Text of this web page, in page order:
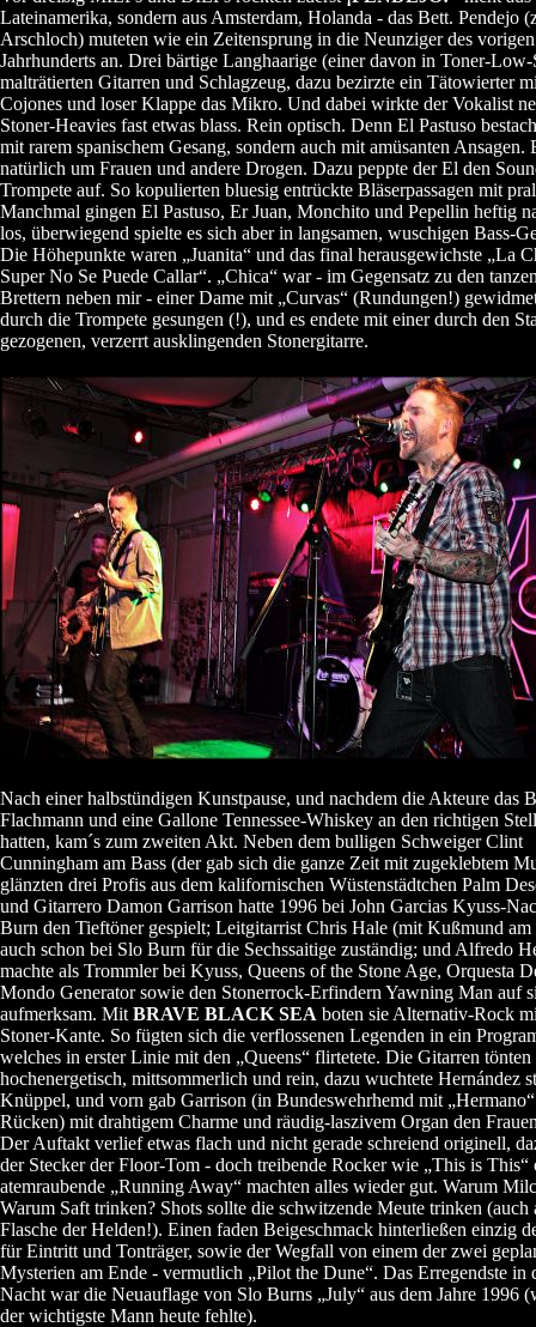
Lateinamerika, sondern aus Amsterdam, Holanda - das Bett. Pendejo
Arschloch) muteten wie ein Zeitensprung in die Neunziger des vorigen
Jahrhunderts an. Drei bärtige Langhaarige (einer davon in Toner-
malträtierten Gitarren und Schlagzeug, dazu bezirzte ein Tätowierter
Cojones und loser Klappe das Mikro. Und dabei wirkte der Vokalist
Stoner-Heavies fast etwas blass. Rein optisch. Denn El Pastuso
mit rarem spanischem Gesang, sondern auch mit amüsanten Ansagen.
natürlich um Frauen und andere Drogen. Dazu peppte der El den
Trompete auf. So kopulierten bluesig entrückte Bläserpassagen mit
Manchmal gingen El Pastuso, Er Juan, Monchito und Pepellin heftig
los, überwiegend spielte es sich aber in langsamen, wuschigen Bass-
Die Höhepunkte waren „Juanita“ und das final herausgewichste „La
Super No Se Puede Callar“. „Chica“ war - im Gegensatz zu den
Brettern neben mir - einer Dame mit „Curvas“ (Rundungen!)
durch die Trompete gesungen (!), und es endete mit einer durch den
gezogenen, verzerrt ausklingenden Stonergitarre.
Nach einer halbstündigen Kunstpause, und nachdem die Akteure das
Flachmann und eine Gallone Tennessee-Whiskey an den richtigen
hatten, kam´s zum zweiten Akt. Neben dem bulligen Schweiger Clint
Cunningham am Bass (der gab sich die ganze Zeit mit zugeklebtem
glänzten drei Profis aus dem kalifornischen Wüstenstädtchen Palm
und Gitarrero Damon Garrison hatte 1996 bei John Garcias Kyuss-
Burn den Tieftöner gespielt; Leitgitarrist Chris Hale (mit Kußmund
auch schon bei Slo Burn für die Sechssaitige zuständig; und Alfredo
machte als Trommler bei Kyuss, Queens of the Stone Age, Orquesta
Mondo Generator sowie den Stonerrock-Erfindern Yawning Man auf
aufmerksam. Mit BRAVE BLACK SEA boten sie Alternativ-Rock
Stoner-Kante. So fügten sich die verflossenen Legenden in ein
welches in erster Linie mit den „Queens“ flirtetete. Die Gitarren tönten
hochenergetisch, mittsommerlich und rein, dazu wuchtete Hernández
Knüppel, und vorn gab Garrison (in Bundeswehrhemd mit
Rücken) mit drahtigem Charme und räudig-laszivem Organ den
Der Auftakt verlief etwas flach und nicht gerade schreiend originell,
der Stecker der Floor-Tom - doch treibende Rocker wie „This is This“
atemraubende „Running Away“ machten alles wieder gut. Warum
Warum Saft trinken? Shots sollte die schwitzende Meute trinken (auch
Flasche der Helden!). Einen faden Beigeschmack hinterließen einzig
für Eintritt und Tonträger, sowie der Wegfall von einem der zwei
Mysterien am Ende - vermutlich „Pilot the Dune“. Das Erregendste in
Nacht war die Neuauflage von Slo Burns „July“ aus dem Jahre 1996
der wichtigste Mann heute fehlte).